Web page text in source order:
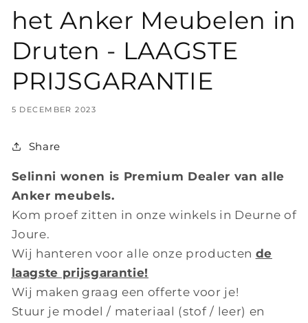
het Anker Meubelen in
Druten - LAAGSTE
PRIJSGARANTIE
5 DECEMBER 2023
Share
Selinni wonen is Premium Dealer van alle
Anker meubels.
Kom proef zitten in onze winkels in Deurne of
Joure.
Wij hanteren voor alle onze producten de
laagste prijsgarantie!
Wij maken graag een offerte voor je!
Stuur je model / materiaal (stof / leer) en